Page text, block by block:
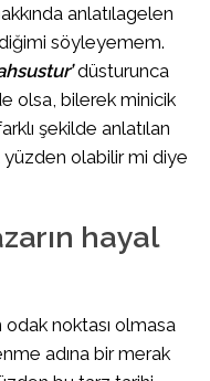
anlatılagelen
söyleyemem.
düsturunca
olsa, bilerek minicik
şekilde anlatılan
olabilir mi diye
hayal
noktası olmasa
adına bir merak